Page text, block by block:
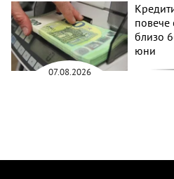
07.08.2026
повече
близо
юни